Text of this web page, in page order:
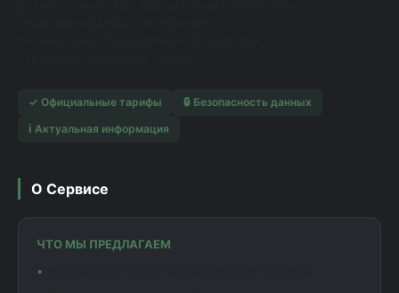
✓ Официальные тарифы
🔒 Безопасность данных
ℹ️ Актуальная информация
О Сервисе
ЧТО МЫ ПРЕДЛАГАЕМ